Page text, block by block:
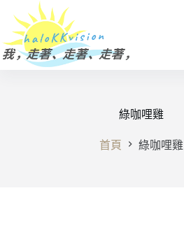
主
要
綠咖哩雞
首頁 綠咖哩雞